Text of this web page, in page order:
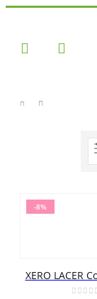
-8%
XERO LACER